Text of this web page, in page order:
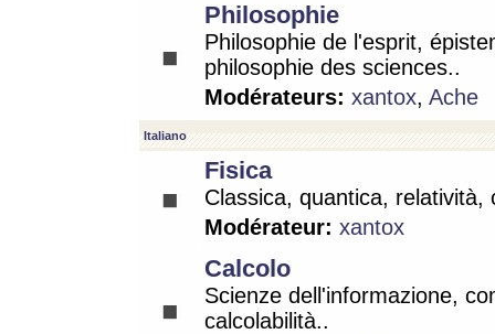
Philosophie
Philosophie de l'esprit,
philosophie des sciences..
Modérateurs: xantox, Ache
Italiano
Fisica
Classica, quantica, relatività,
Modérateur: xantox
Calcolo
Scienze dell'informazione,
calcolabilità..